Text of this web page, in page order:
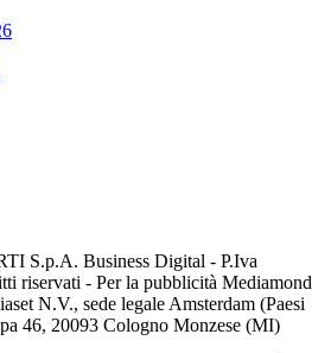
S.p.A. Business Digital - P.Iva
riservati - Per la pubblicità Mediamond
N.V., sede legale Amsterdam (Paesi
46, 20093 Cologno Monzese (MI)